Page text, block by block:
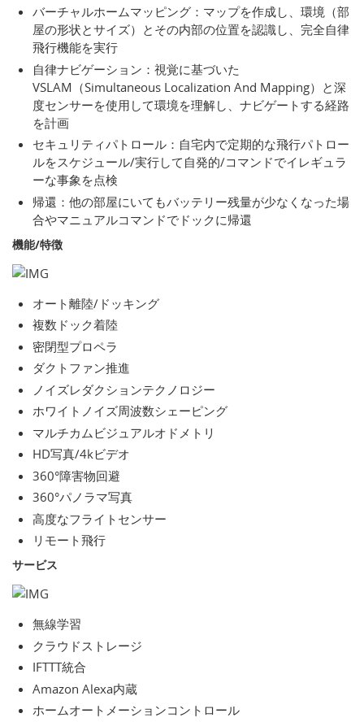
バーチャルホームマッピング：マップを作成し、環境（部
屋の形状とサイズ）とその内部の位置を認識し、完全自律
飛行機能を実行
自律ナビゲーション：視覚に基づいた
VSLAM（Simultaneous Localization And Mapping）と深
度センサーを使用して環境を理解し、ナビゲートする経路
を計画
セキュリティパトロール：自宅内で定期的な飛行パトロー
ルをスケジュール/実行して自発的/コマンドでイレギュラ
ーな事象を点検
帰還：他の部屋にいてもバッテリー残量が少なくなった場
合やマニュアルコマンドでドックに帰還
機能/特徴
オート離陸/ドッキング
複数ドック着陸
密閉型プロペラ
ダクトファン推進
ノイズレダクションテクノロジー
ホワイトノイズ周波数シェーピング
マルチカムビジュアルオドメトリ
HD写真/4kビデオ
360°障害物回避
360°パノラマ写真
高度なフライトセンサー
リモート飛行
サービス
無線学習
クラウドストレージ
IFTTT統合
Amazon Alexa内蔵
ホームオートメーションコントロール